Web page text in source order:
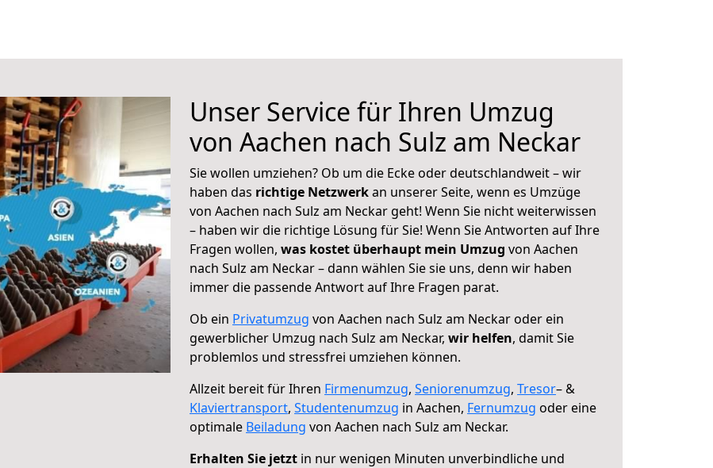
Unser Service für Ihren Umzug
von Aachen nach Sulz am Neckar
Sie wollen umziehen? Ob um die Ecke oder deutschlandweit – wir
haben das richtige Netzwerkan unserer Seite, wenn es Umzüge
von Aachen nach Sulz am Neckar geht! Wenn Sie nicht weiterwissen
– haben wir die richtige Lösung für Sie! Wenn Sie Antworten auf Ihre
Fragen wollen, was kostet überhaupt mein Umzug von Aachen
nach Sulz am Neckar – dann wählen Sie sie uns, denn wir haben
immer die passende Antwort auf Ihre Fragen parat.
Ob ein Privatumzug von Aachen nach Sulz am Neckar oder ein
gewerblicher Umzug nach Sulz am Neckar, wir helfen, damit Sie
problemlos und stressfrei umziehen können.
Allzeit bereit für Ihren Firmenumzug, Seniorenumzug, Tresor– &
Klaviertransport, Studentenumzug in Aachen, Fernumzug oder eine
optimale Beiladung von Aachen nach Sulz am Neckar.
Erhalten Sie jetzt in nur wenigen Minuten unverbindliche und